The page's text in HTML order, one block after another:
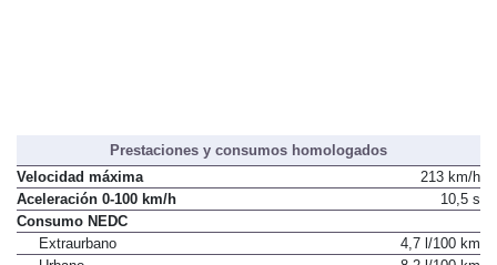
Prestaciones y consumos homologados
Velocidad máxima
213 km/h
Aceleración 0-100 km/h
10,5 s
Consumo NEDC
Extraurbano
4,7 l/100 km